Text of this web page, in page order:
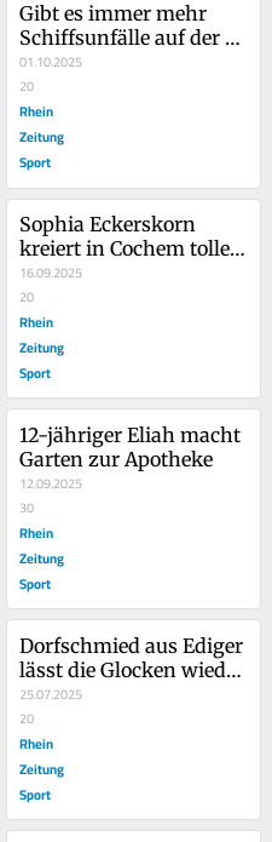
Gibt es immer mehr
Schiffsunfälle auf der
Mosel?
01.10.2025
20
Rhein
Zeitung
Sport
Sophia Eckerskorn
kreiert in Cochem tolle
Torten
16.09.2025
20
Rhein
Zeitung
Sport
12-jähriger Eliah macht
Garten zur Apotheke
12.09.2025
30
Rhein
Zeitung
Sport
Dorfschmied aus Ediger
lässt die Glocken wieder
läuten
25.07.2025
20
Rhein
Zeitung
Sport